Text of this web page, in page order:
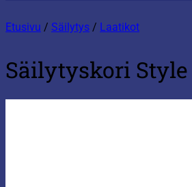
Etusivu / Säilytys / Laatikot
Säilytyskori Style